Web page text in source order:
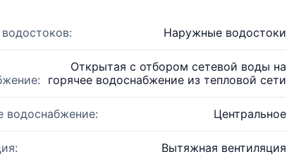
Наружные водостоки
Открытая с отбором сетевой воды на
горячее водоснабжение из тепловой сети
водоснабжение: Центральное
Вытяжная вентиляция